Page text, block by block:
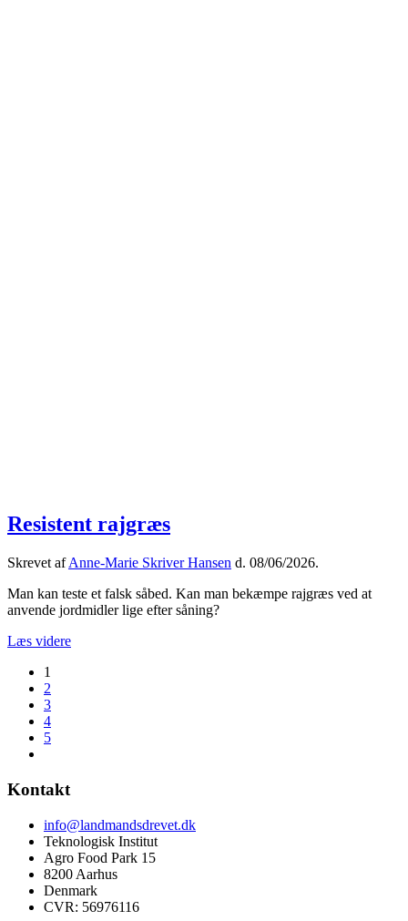
Resistent rajgræs
Skrevet afAnne-Marie Skriver Hansen d. 08/06/2026.
Man kan teste et falsk såbed. Kan man bekæmpe rajgræs ved at
anvende jordmidler lige efter såning?
Læs videre
1
2
3
4
5
Kontakt
info@landmandsdrevet.dk
Teknologisk Institut
Agro Food Park 15
8200 Aarhus
Denmark
CVR: 56976116